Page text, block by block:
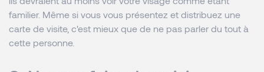
familier. Même si vous vous présentez et distribuez une
carte de visite, c'est mieux que de ne pas parler du tout à
cette personne.